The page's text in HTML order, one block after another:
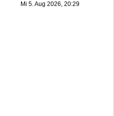
Mi 5. Aug 2026, 20:29